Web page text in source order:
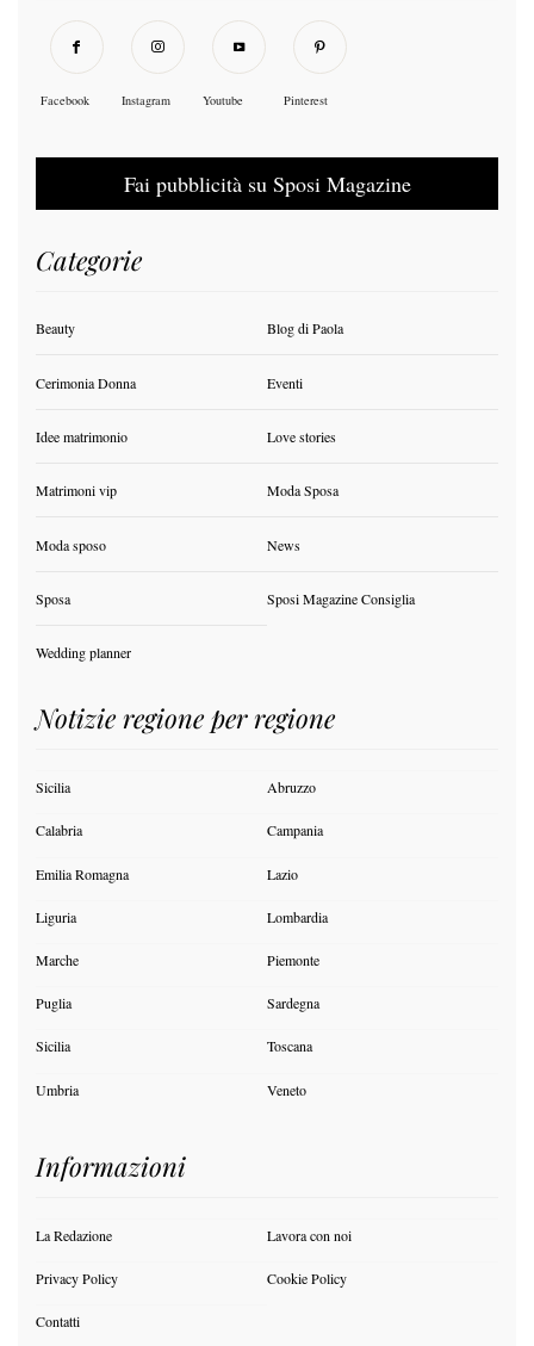
Facebook Instagram Youtube Pinterest
Fai pubblicità su Sposi Magazine
Categorie
Beauty Blog di Paola
Cerimonia Donna Eventi
Idee matrimonio Love stories
Matrimoni vip Moda Sposa
Moda sposo News
Sposa Sposi Magazine Consiglia
Wedding planner
Notizie regione per regione
Sicilia Abruzzo
Calabria Campania
Emilia Romagna Lazio
Liguria Lombardia
Marche Piemonte
Puglia Sardegna
Sicilia Toscana
Umbria Veneto
Informazioni
La Redazione Lavora con noi
Privacy Policy Cookie Policy
Contatti